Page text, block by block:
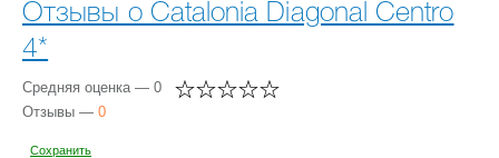
Отзывы о Catalonia Diagonal Centro
4*
Средняя оценка — 0
Отзывы — 0
Сохранить